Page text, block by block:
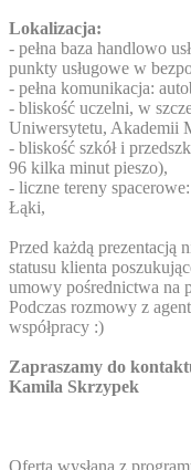
Lokalizacja:
- pełna baza handlowo
punkty usługowe w
- pełna komunikacja:
- bliskość uczelni, w
Uniwersytetu, Akademii
- bliskość szkół i
96 kilka minut pieszo),
- liczne tereny
Łąki,
Przed każdą prezentacją
statusu klienta
umowy pośrednictwa na
Podczas rozmowy z
współpracy :)
Zapraszamy do
Kamila Skrzypek